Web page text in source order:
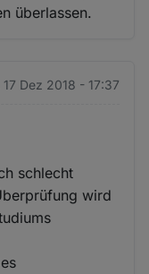
überlassen.
17 Dez 2018 - 17:37
schlecht
wird